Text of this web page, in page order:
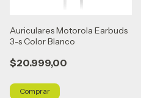
Auriculares Motorola Earbuds
3-s Color Blanco
$20.999,00